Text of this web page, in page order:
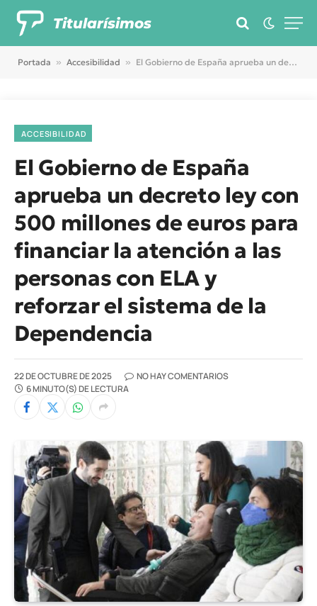
Titularísimos
Portada » Accesibilidad » El Gobierno de España aprueba un decreto ley con 500 millones de euros para financiar la atención a las personas con ELA y reforzar el sistema de la Dependencia
ACCESIBILIDAD
El Gobierno de España
aprueba un decreto ley con
500 millones de euros para
financiar la atención a las
personas con ELA y
reforzar el sistema de la
Dependencia
22 DE OCTUBRE DE 2025
NO HAY COMENTARIOS
6 MINUTO(S) DE LECTURA